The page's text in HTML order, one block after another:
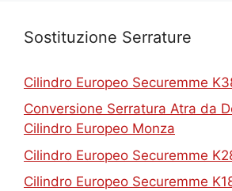
Sostituzione Serrature
Cilindro Europeo Securemme
Conversione Serratura Atra da
Cilindro Europeo Monza
Cilindro Europeo Securemme
Cilindro Europeo Securemme